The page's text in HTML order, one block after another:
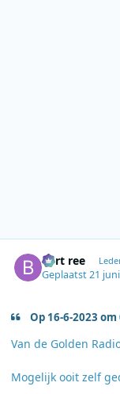
bert ree
Geplaatst21
Op 16-6-2023
Van de Golden
Mogelijk ooit zelf